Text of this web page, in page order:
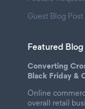
Guest Blog Post
Featured
Converting
Black Friday &
Online
overall retail